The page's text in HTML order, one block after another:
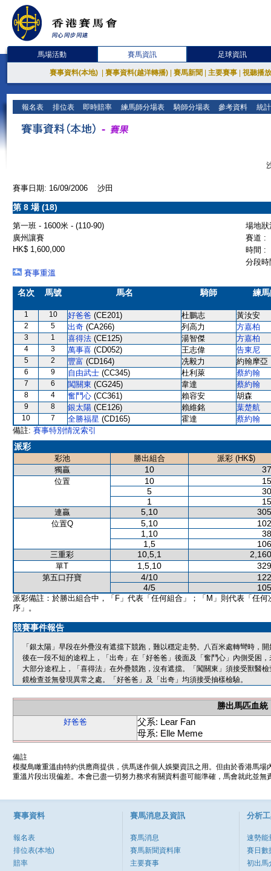
馬場活動 賽馬資訊 足球資訊
賽事資料(本地) 賽事資料(越洋轉播) 賽馬新聞 主要賽事 視聽播
報名表 排位表 即時賠率 練馬師分場表 騎師分場表 參考資料 統
賽事日期: 16/09/2006 沙田
第 8 場 (18)
第一班 - 1600米 - (110-90)
場地
廣州讓賽
賽道 :
HK$ 1,600,000
時間 :
分段
賽事重溫
名次 馬號 馬名 騎師 練
1 10 好爸爸 (CE201) 杜鵬志 黃汝安
2 5 出奇 (CA266) 列高力 方嘉柏
3 1 喜得法 (CE125) 湯智傑 方嘉柏
4 3 萬事喜 (CD052) 王志偉 告東尼
5 2 豐富 (CD164) 冼毅力 約翰摩亞
6 9 自由武士 (CC345) 杜利萊 蔡約翰
7 6 闖關東 (CG245) 韋達 蔡約翰
8 4 奮鬥心 (CC361) 賴容安 胡森
9 8 銀太陽 (CE126) 賴維銘 葉楚航
10 7 全勝福星 (CD165) 霍達
蔡約翰
備註: 賽事特別情況索引
派彩
彩池 勝出組合
派彩 (HK$)
獨贏
10
位置 10
5
1
連贏 5,10
位置Q 5,10
1,10
1,5
三重彩 10,5,1
單T 1,5,10
第五口孖寶 4/10
4/5
派彩備註：於勝出組合中，「F」代表「任何組合」；「M」則代表「任何
序」。
競賽事件報告
「銀太陽」早段在外疊沒有遮擋下競跑，難以穩定走勢。八百米處轉彎時，
後在一段不短的途程上，「出奇」在「好爸爸」後面及「奮鬥心」內側受困
大部分途程上，「喜得法」在外疊競跑，沒有遮擋。「闖關東」須接受獸醫
鏡檢查並無發現異常之處。「好爸爸」及「出奇」均須接受抽樣檢驗。
勝出馬匹血統
好爸爸
父系: Lear Fan
母系: Elle Meme
備註
模擬鳥瞰重溫由特約供應商提供，供馬迷作個人娛樂資訊之用。但由於香港馬
重溫片段出現偏差。本會已盡一切努力務求有關資料盡可能準確，馬會就此並
賽事資料
報名表
排位表(本地)
賠率
賽馬消息及資訊
賽馬消息
賽馬新聞資料庫
主要賽事
分析
速勢能
賽日數
初出馬